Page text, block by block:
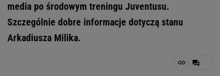
media po środowym treningu Juventusu.
Szczególnie dobre informacje dotyczą stanu
Arkadiusza Milika.